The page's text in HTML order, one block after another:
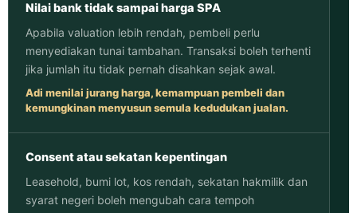
Nilai bank tidak sampai harga SPA
Apabila valuation lebih rendah, pembeli perlu
menyediakan tunai tambahan. Transaksi boleh terhenti
jika jumlah itu tidak pernah disahkan sejak awal.
Adi menilai jurang harga, kemampuan pembeli dan
kemungkinan menyusun semula kedudukan jualan.
Consent atau sekatan kepentingan
Leasehold, bumi lot, kos rendah, sekatan hakmilik dan
syarat negeri boleh mengubah cara tempoh